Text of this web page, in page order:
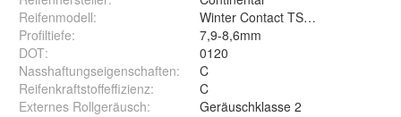
Reifenmodell:
Winter Contact TS860S XL
Profiltiefe:
7,9-8,6mm
DOT:
0120
Nasshaftungseigenschaften:
C
Reifenkraftstoffeffizienz:
C
Externes Rollgeräusch: Geräuschklasse 2